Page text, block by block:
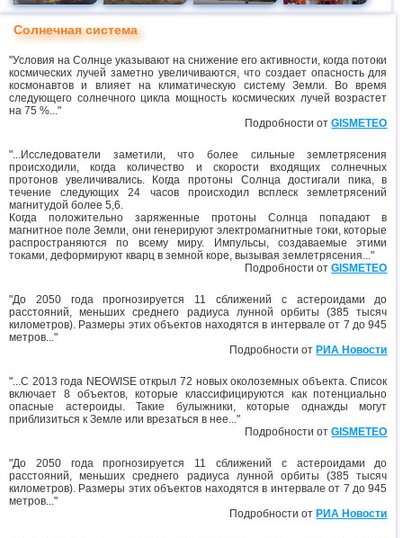
Солнечная система
"Условия на Солнце указывают на снижение его активности, когда потоки
космических лучей заметно увеличиваются, что создает опасность для
космонавтов и влияет на климатическую систему Земли. Во время
следующего солнечного цикла мощность космических лучей возрастет
на 75 %..."
Подробности отGISMETEO
"...Исследователи заметили, что более сильные землетрясения
происходили, когда количество и скорости входящих солнечных
протонов увеличивались. Когда протоны Солнца достигали пика, в
течение следующих 24 часов происходил всплеск землетрясений
магнитудой более 5,6.
Когда положительно заряженные протоны Солнца попадают в
магнитное поле Земли, они генерируют электромагнитные токи, которые
распространяются по всему миру. Импульсы, создаваемые этими
токами, деформируют кварц в земной коре, вызывая землетрясения..."
Подробности отGISMETEO
"До 2050 года прогнозируется 11 сближений с астероидами до
расстояний, меньших среднего радиуса лунной орбиты (385 тысяч
километров). Размеры этих объектов находятся в интервале от 7 до 945
метров..."
Подробности от РИА Новости
"...С 2013 года NEOWISE открыл 72 новых околоземных объекта. Список
включает 8 объектов, которые классифицируются как потенциально
опасные астероиды. Такие булыжники, которые однажды могут
приблизиться к Земле или врезаться в нее..."
Подробности отGISMETEO
"До 2050 года прогнозируется 11 сближений с астероидами до
расстояний, меньших среднего радиуса лунной орбиты (385 тысяч
километров). Размеры этих объектов находятся в интервале от 7 до 945
метров..."
Подробности от РИА Новости